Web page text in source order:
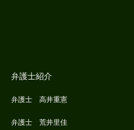
弁護士紹介
弁護士 高井重憲
弁護士 荒井里佳